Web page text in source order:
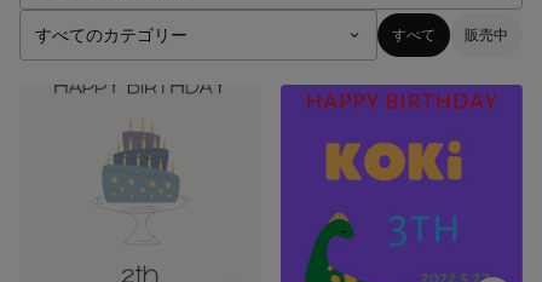
すべて 販売中